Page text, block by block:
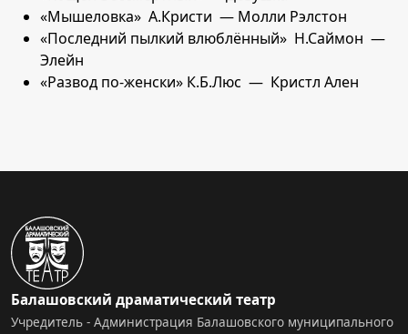
«Мышеловка» А.Кристи — Молли Рэлстон
«Последний пылкий влюблённый» Н.Саймон —
Элейн
«Развод по-женски» К.Б.Люс — Кристл Ален
Балашовский драматический театр
Учредитель - Администрация Балашовского муниципального